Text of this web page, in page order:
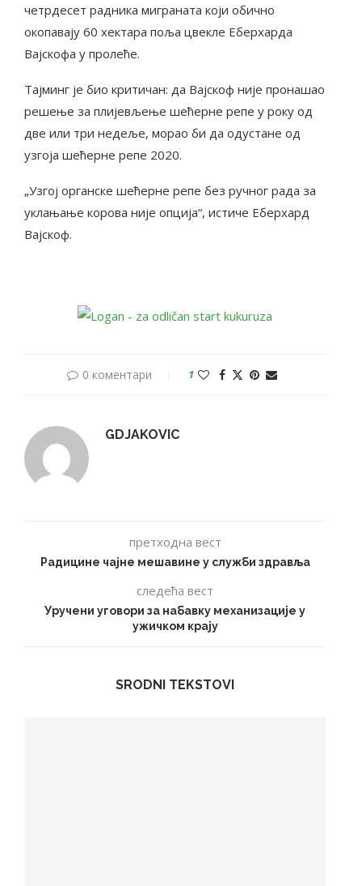
четрдесет радника миграната који обично
окопавају 60 хектара поља цвекле Еберхарда
Вајскофа у пролеће.
Тајминг је био критичан: да Вајскоф није пронашао
решење за плијевљење шећерне репе у року од
две или три недеље, морао би да одустане од
узгоја шећерне репе 2020.
„Узгој органске шећерне репе без ручног рада за
уклањање корова није опција“, истиче Еберхард
Вајскоф.
0 коментари 1
GDJAKOVIC
претходна вест
Радицине чајне мешавине у служби здравља
следећа вест
Уручени уговори за набавку механизације у
ужичком крају
SRODNI TEKSTOVI